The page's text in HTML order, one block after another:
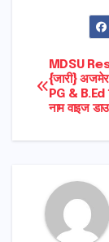
Post
MDSU
{जारी} अजमेर
PG & B.Ed
नाम वाइज